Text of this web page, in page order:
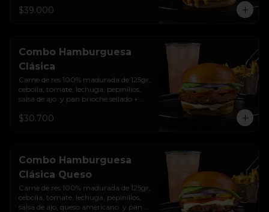
+ bebida de la casa
$39.000
Combo Hamburguesa
Clásica
Carne de res 100% madurada de 125gr,
cebolla, tomate, lechuga, pepinillos,
salsa de ajo  y pan brioche sellado +
$30.700
Combo Hamburguesa
Clásica Queso
Carne de res 100% madurada de 125gr,
cebolla, tomate, lechuga, pepinillos,
salsa de ajo, queso americano  y pan